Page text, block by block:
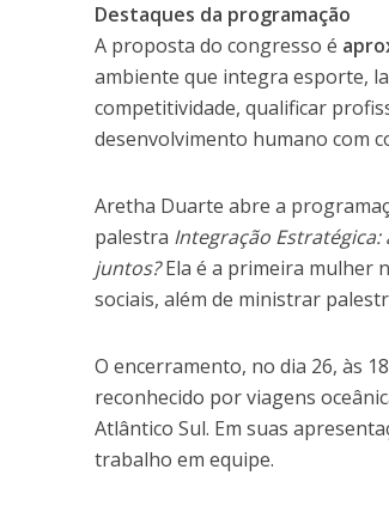
Destaques da programação
A proposta do congresso é
ambiente que integra esporte,
competitividade, qualificar
desenvolvimento humano com
Aretha Duarte abre a
palestra Integração
juntos?Ela é a primeira mulher
sociais, além de ministrar
O encerramento, no dia 26, às
reconhecido por viagens
Atlântico Sul. Em suas
trabalho em equipe.